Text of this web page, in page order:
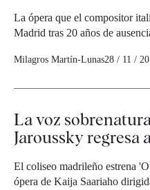
La ópera que el compositor
Madrid tras 20 años de
Milagros Martín-Lunas28 / 11 /
La voz
Jaroussky regresa
El coliseo madrileño estrena
ópera de Kaija Saariaho